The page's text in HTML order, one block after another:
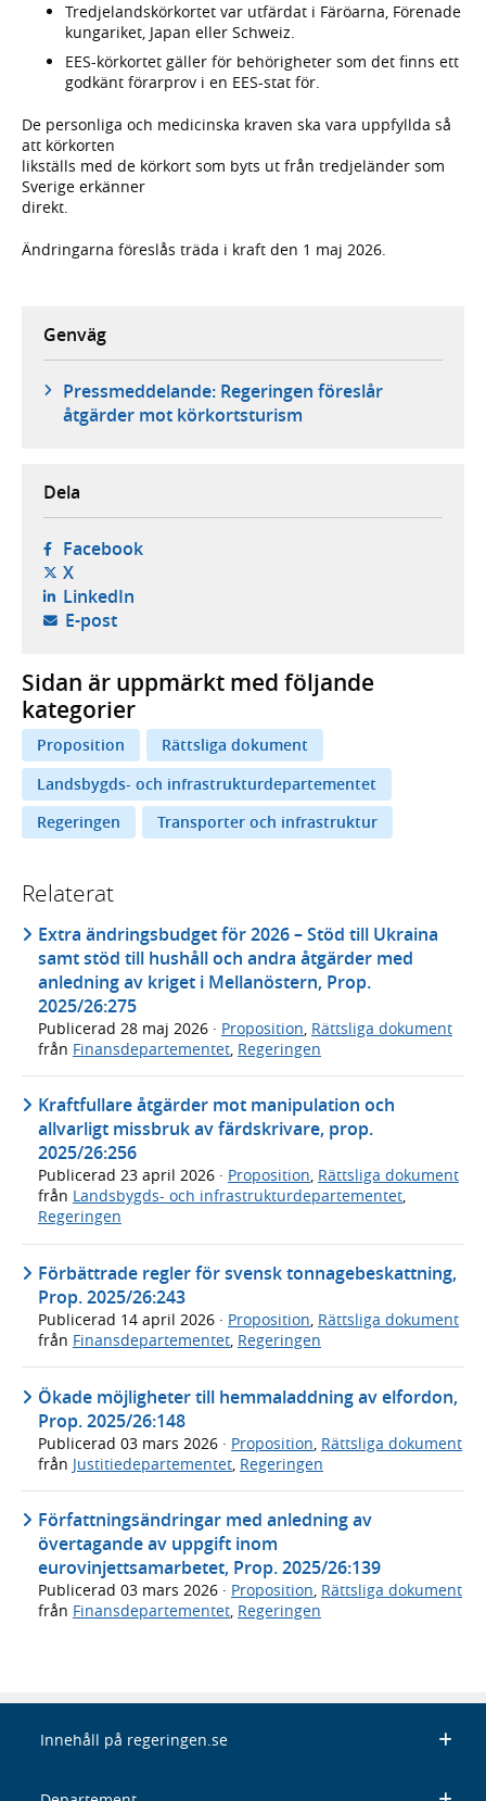
Tredjelandskörkortet var utfärdat i Färöarna, Förenade
kungariket, Japan eller Schweiz.
EES-körkortet gäller för behörigheter som det finns ett
godkänt förarprov i en EES-stat för.
De personliga och medicinska kraven ska vara uppfyllda så
att körkorten
likställs med de körkort som byts ut från tredjeländer som
Sverige erkänner
direkt.
Ändringarna föreslås träda i kraft den 1 maj 2026.
Genväg
Pressmeddelande: Regeringen föreslår
åtgärder mot körkortsturism
Dela
Facebook- öppnas i ny flik, extern webbplats,
X- öppnas i ny flik, extern webbplats,
LinkedIn- öppnas i ny flik, extern webbplats,
E-post- öppnar din e-postklient,
Sidan är uppmärkt med följande
kategorier
Proposition
Rättsliga dokument
Landsbygds- och infrastrukturdepartementet
Regeringen
Transporter och infrastruktur
Relaterat
Extra ändringsbudget för 2026 – Stöd till Ukraina
samt stöd till hushåll och andra åtgärder med
anledning av kriget i Mellanöstern, Prop.
2025/26:275
Publicerad 28 maj 2026 · Proposition Rättsliga dokument
från Finansdepartementet Regeringen
Kraftfullare åtgärder mot manipulation och
allvarligt missbruk av färdskrivare, prop.
2025/26:256
Publicerad 23 april 2026 · Proposition, Rättsliga dokument
från Landsbygds- och infrastrukturdepartementet,
Regeringen
Förbättrade regler för svensk tonnagebeskattning,
Prop. 2025/26:243
Publicerad 14 april 2026 · Proposition, Rättsliga dokument
från Finansdepartementet, Regeringen
Ökade möjligheter till hemmaladdning av elfordon,
Prop. 2025/26:148
Publicerad 03 mars 2026 · Proposition Rättsliga dokument
från Justitiedepartementet Regeringen
Författningsändringar med anledning av
övertagande av uppgift inom
eurovinjettsamarbetet, Prop. 2025/26:139
Publicerad 03 mars 2026 · Proposition, Rättsliga dokument
från Finansdepartementet, Regeringen
Innehåll på regeringen.se